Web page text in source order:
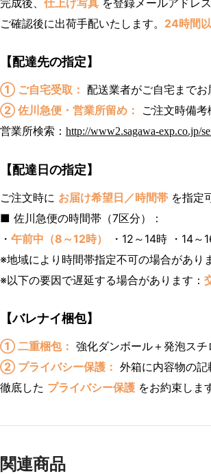
ご確認後に出荷手配いたします。 24時間
【配達先の指定】
① ご自宅受取： 配送業者がご自宅まで
② 佐川急便・営業所留め：
ご注文時備
営業所検索： http://www2.sagawa-exp.co.jp/
【配達日の指定】
ご注文時に お届け希望日／時間帯 を指定
■ 佐川急便の時間帯（7区分）：
・ 午前中（8～12時）
・12～14時 ・14
※地域により時間帯指定不可の場合があり
※以下の要因で遅延する場合があります：
【バレナイ梱包】
① 二重梱包： 強化ダンボール＋発泡スチ
② プライバシー保護： 外箱に内容物の
徹底した プライバシー保護 をお約束しま
関連商品